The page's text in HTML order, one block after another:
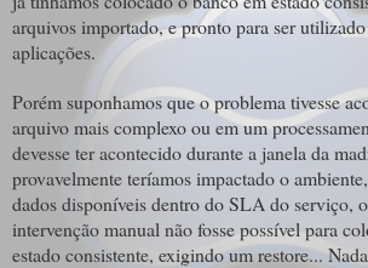
arquivos importado, e pronto para ser
aplicações.
Porém suponhamos que o problema tivesse
arquivo mais complexo ou em um
devesse ter acontecido durante a janela da
provavelmente teríamos impactado o
dados disponíveis dentro do SLA do serviço,
intervenção manual não fosse possível para
estado consistente, exigindo um restore...